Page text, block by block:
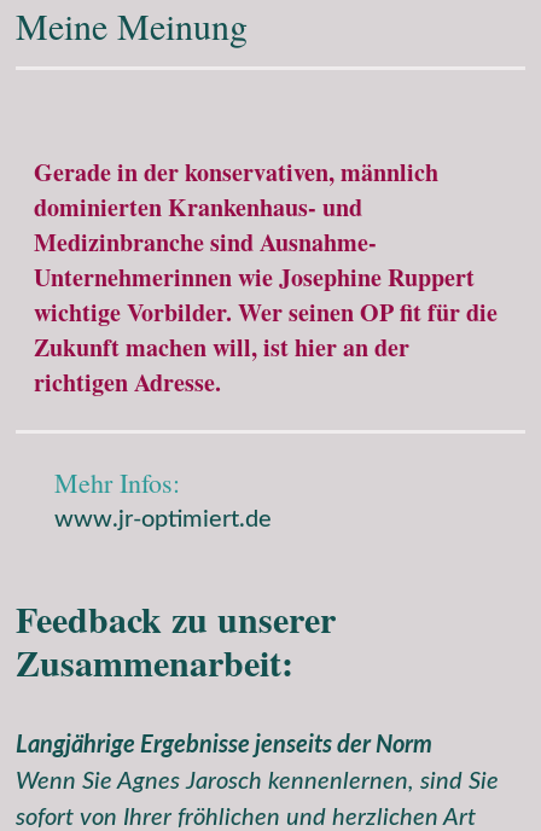
Meine Meinung
Gerade in der konservativen, männlich
dominierten Krankenhaus- und
Medizinbranche sind Ausnahme-
Unternehmerinnen wie Josephine Ruppert
wichtige Vorbilder. Wer seinen OP fit für die
Zukunft machen will, ist hier an der
richtigen Adresse.
Mehr Infos:
www.jr-optimiert.de
Feedback zu unserer
Zusammenarbeit:
Langjährige Ergebnisse jenseits der Norm
Wenn Sie Agnes Jarosch kennenlernen, sind Sie
sofort von Ihrer fröhlichen und herzlichen Art